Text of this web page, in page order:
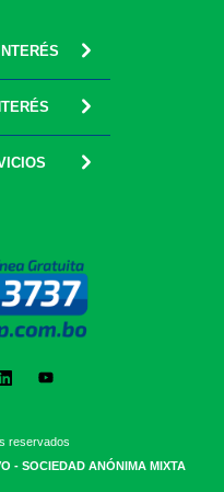
reservados
- SOCIEDAD ANÓNIMA MIXTA